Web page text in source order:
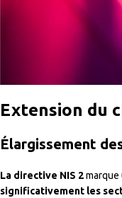
Extension du
Élargissement
La directive NIS 2
significativement les